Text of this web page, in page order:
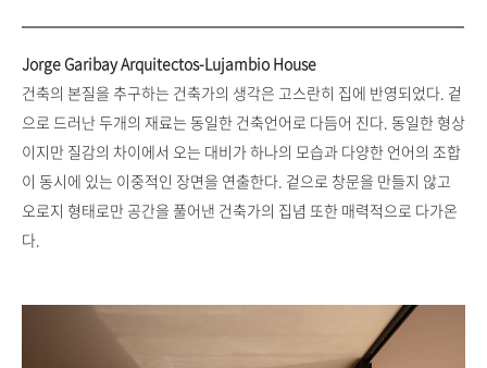
Jorge Garibay Arquitectos-Lujambio House
건축의 본질을 추구하는 건축가의 생각은 고스란히 집에 반영되었다. 겉
으로 드러난 두개의 재료는 동일한 건축언어로 다듬어 진다. 동일한 형상
이지만 질감의 차이에서 오는 대비가 하나의 모습과 다양한 언어의 조합
이 동시에 있는 이중적인 장면을 연출한다. 겉으로 창문을 만들지 않고
오로지 형태로만 공간을 풀어낸 건축가의 집념 또한 매력적으로 다가온
다.